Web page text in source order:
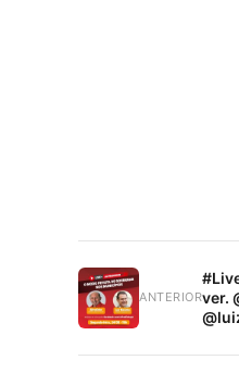
ANTERIORver.